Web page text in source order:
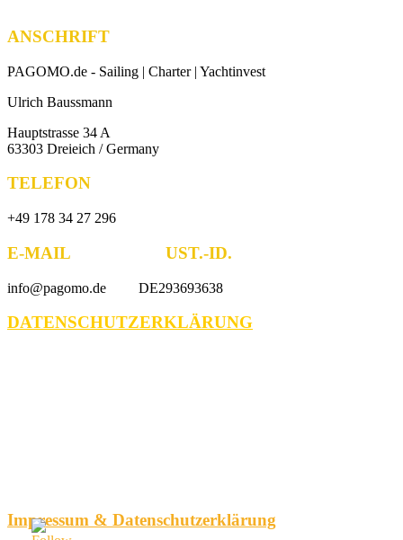
ANSCHRIFT
PAGOMO.de - Sailing | Charter | Yachtinvest
Ulrich Baussmann
Hauptstrasse 34 A
63303 Dreieich / Germany
TELEFON
+49 178 34 27 296
E-MAIL UST.-ID.
info@pagomo.de DE293693638
DATENSCHUTZERKLÄRUNG
Impressum & Datenschutzerklärung